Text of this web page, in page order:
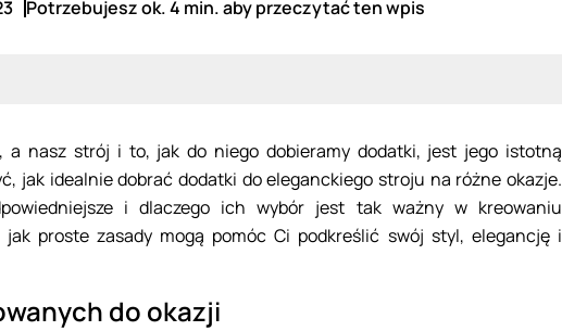
Potrzebujesz ok. 4 min. aby przeczytać ten wpis
a nasz strój i to, jak do niego dobieramy dodatki, jest jego istotną
jak idealnie dobrać dodatki do eleganckiego stroju na różne okazje.
i dlaczego ich wybór jest tak ważny w kreowaniu
jak proste zasady mogą pomóc Ci podkreślić swój styl, elegancję i
do okazji